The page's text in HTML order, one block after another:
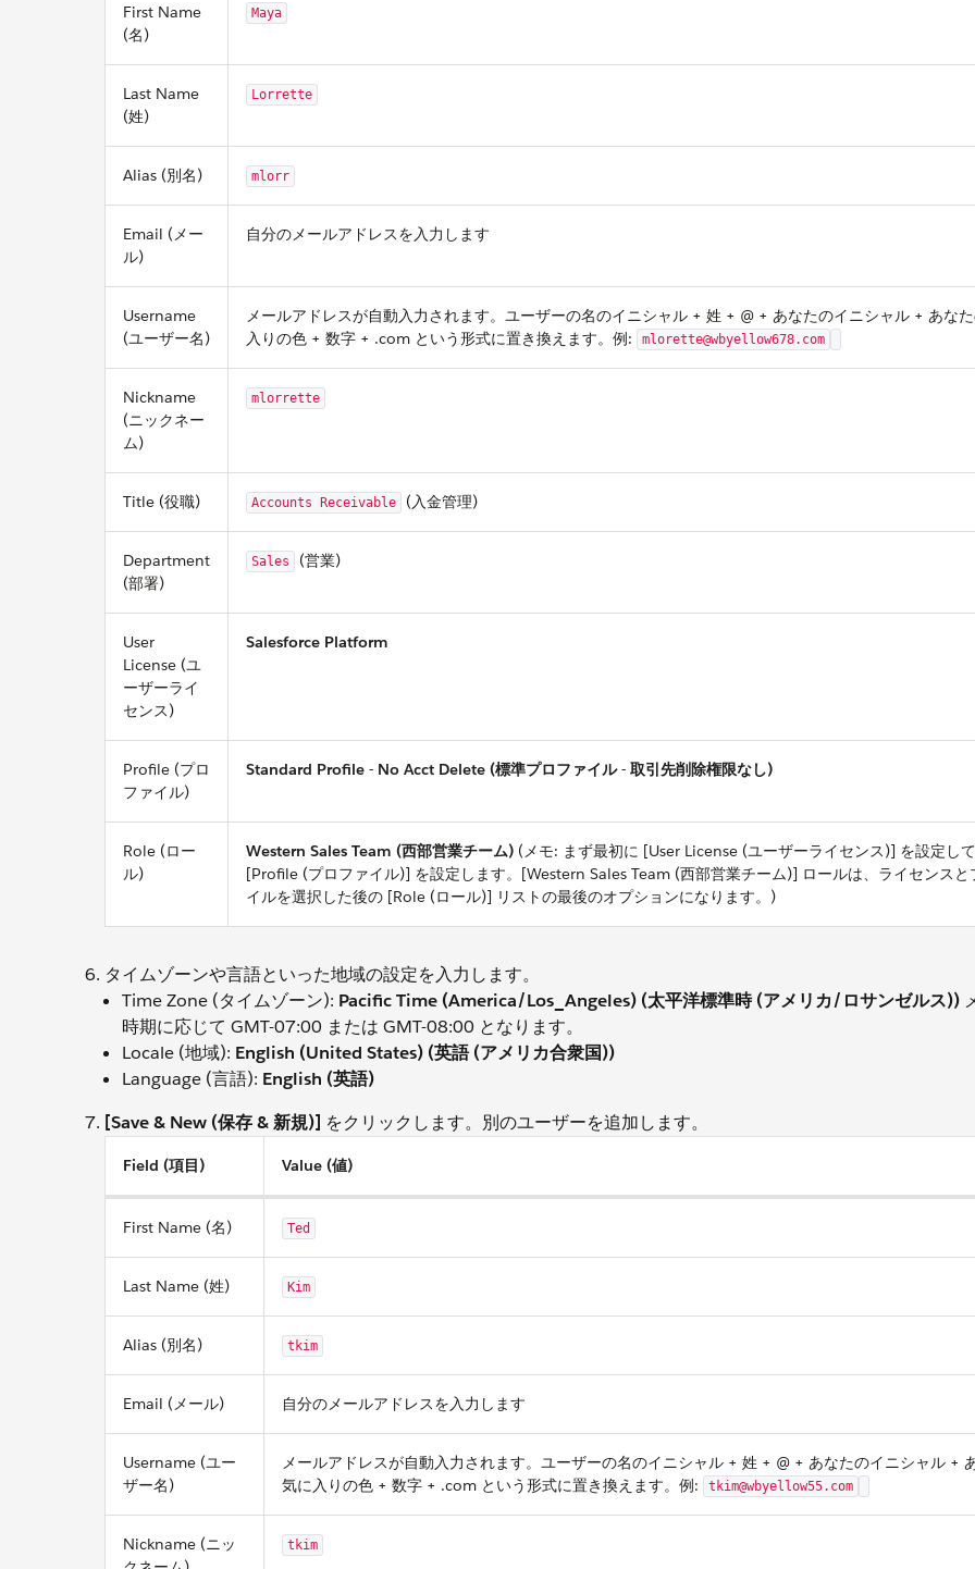
First Name
(名)
Maya
Last Name
(姓)
Lorrette
Alias (別名) mlorr
Email (メー
ル)
自分のメールアドレスを入力します
Username
(ユーザー名)
メールアドレスが自動入力されます。ユーザーの名のイニシャル + 姓 + @ + あなたのイニシャル + あな
入りの色 + 数字 + .com という形式に置き換えます。例:
mlorette@wbyellow678.com
Nickname
(ニックネー
ム)
mlorrette
Title (役職) Accounts Receivable (入金管理)
Department
(部署)
Sales (営業)
User
License (ユ
ーザーライ
センス)
Salesforce Platform
Profile (プロ
ファイル)
Standard Profile - No Acct Delete (標準プロファイル - 取引先削除権限なし)
Role (ロー
ル)
Western Sales Team (西部営業チーム) (メモ: まず最初に [User License (ユーザーライセンス)] を設定し
[Profile (プロファイル)] を設定します。[Western Sales Team (西部営業チーム)] ロールは、ライセンスと
イルを選択した後の [Role (ロール)] リストの最後のオプションになります。)
タイムゾーンや言語といった地域の設定を入力します。
Time Zone (タイムゾーン): Pacific Time (America/Los_Angeles) (太平洋標準時 (アメリカ/ロサンゼルス))
時期に応じて GMT-07:00 または GMT-08:00 となります。
Locale (地域): English (United States) (英語 (アメリカ合衆国))
Language (言語): English (英語)
[Save & New (保存 & 新規)] をクリックします。別のユーザーを追加します。
Field (項目) Value (値)
First Name (名) Ted
Last Name (姓) Kim
Alias (別名) tkim
Email (メール) 自分のメールアドレスを入力します
Username (ユー
ザー名)
メールアドレスが自動入力されます。ユーザーの名のイニシャル + 姓 + @ + あなたのイニシャル +
気に入りの色 + 数字 + .com という形式に置き換えます。例:
tkim@wbyellow55.com
Nickname (ニッ
tkim